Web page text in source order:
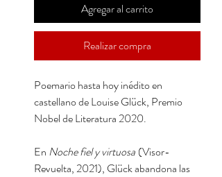
Agregar al carrito
Realizar compra
Poemario hasta hoy inédito en
castellano de Louise Glück, Premio
Nobel de Literatura 2020.
En Noche fiel y virtuosa (Visor-
Revuelta, 2021), Glück abandona las